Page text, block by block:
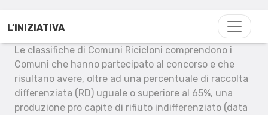
L’INIZIATIVA
Le classifiche di Comuni Ricicloni comprendono i
Comuni che hanno partecipato al concorso e che
risultano avere, oltre ad una percentuale di raccolta
differenziata (RD) uguale o superiore al 65%, una
produzione pro capite di rifiuto indifferenziato (data